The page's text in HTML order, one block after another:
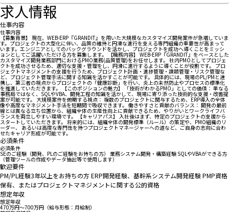
求人情報
仕事内容
仕事内容
【募集背景】 現在、WEB-ERP『GRANDIT』を用いた大規模なカスタマイズ開発案件が急増していま
す。プロジェクトの大型化に伴い、品質の維持と円滑な進行を支える専門組織の重要性が高まって
います。エンジニアとしてのバックグラウンドを活かし、プロジェクトを成功へ導くことをミッシ
ョンとしてご活躍いただける方を募集します。 【職務内容】 WEB-ERP『GRANDIT』をベースとした
カスタマイズ開発業務部門におけるPMO業務(品質管理)をお任せします。 社内PMOとしてプロジェ
クトを成功させるため、適切な支援・管理をし、円滑に進行するように導くことが役割です。 プロ
ジェクトマネジメントの支援を行うため、プロジェクト計画・進捗管理・課題管理・リスク管理な
ど、プロジェクト管理手法に関する知識を活かすことが可能です。 具体的には、現場のPL/PMと連
携し、第三者の視点からプロジェクトの「健康診断」を行い、炎上の未然防止やプロセスの標準化
を推進していただきます。 【このポジションの魅力】 「技術がわかるPMO」としての価値： 単なる
事務局ではなく、SQLやVBA、開発工程の知識を活かして、現場に寄り添った技術的な支援・改善提
案が可能です。 大規模案件を俯瞰する視点： 複数のプロジェクトに関与するため、ERP導入の全体
像や高度なマネジメント手法を短期間で吸収できます。 働きやすさと貢献のバランス： 開発の最前
線とは異なる立ち位置から、組織全体の生産性向上に貢献できるため、やりがいとワークライフバ
ランスを両立しやすい環境です。 【キャリアパス】 入社後はまず、特定のプロジェクトの支援から
スタートしていただきます。 将来的には、組織全体の開発標準（ルール）の策定や、PMO組織のリ
ーダー、 あるいは高度な専門性を持つプロジェクトマネージャーへの道など、ご自身の志向に合わ
せたキャリア形成が可能です。
必須条件
必須条件
SEのご経験（開発、PLのご経験をお持ちの方） 業務システム開発・構築経験 SQLやVBAができる方
（管理ツールの作成やデータ抽出等で使用します）
歓迎要件
PM/PL経験3年以上をお持ちの方 ERP開発経験、基幹系システム開発経験 PMP資格
保有、またはプロジェクトマネジメントに関する公的資格
想定年収
想定年収
470万円〜700万円（給与形態：月給制）